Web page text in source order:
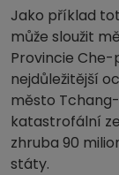
Jako příklad
může sloužit
Provincie Che-
nejdůležitější
město
katastrofální
zhruba 90
státy.